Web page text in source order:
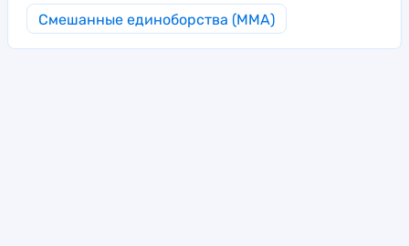
Смешанные единоборства (MMA)